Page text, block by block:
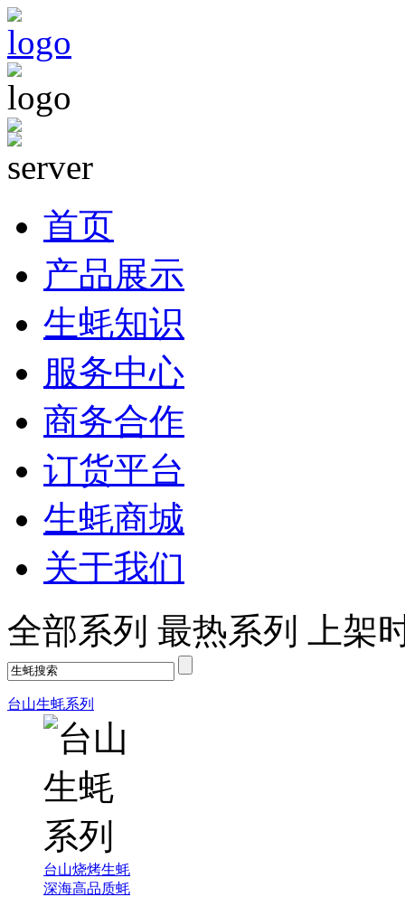
首页
产品展示
生蚝知识
服务中心
商务合作
订货平台
生蚝商城
关于我们
全部系列 最热系列 上架
台山生蚝系列
台山烧烤生蚝
深海高品质蚝